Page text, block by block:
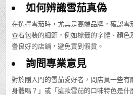
如何辨識雪茄真偽
在選擇雪茄時，尤其是高端品牌，確認雪
查看包裝的細節，例如標籤的字體、顏色
譽良好的店鋪，避免買到假貨。
詢問專業意見
對於剛入門的雪茄愛好者，問店員一些有
身體嗎？」或「這款雪茄的口味特色是什